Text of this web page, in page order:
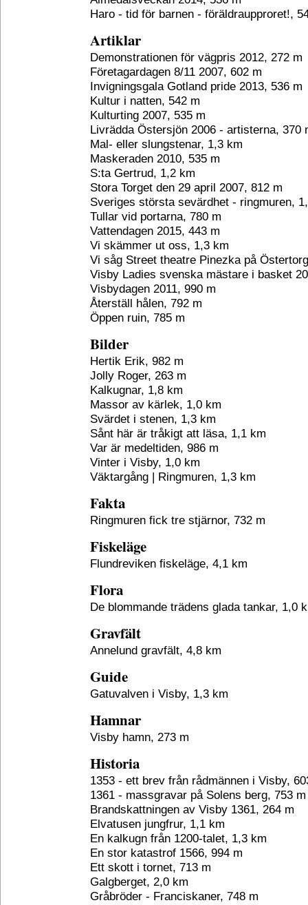
Haro - tid för barnen - föräldraupproret!,
Artiklar
Demonstrationen för vägpris 2012, 272 m
Företagardagen 8/11 2007, 602 m
Invigningsgala Gotland pride 2013, 536 m
Kultur i natten, 542 m
Kulturting 2007, 535 m
Livrädda Östersjön 2006 - artisterna, 370
Mal- eller slungstenar, 1,3 km
Maskeraden 2010, 535 m
S:ta Gertrud, 1,2 km
Stora Torget den 29 april 2007, 812 m
Sveriges största sevärdhet - ringmuren,
Tullar vid portarna, 780 m
Vattendagen 2015, 443 m
Vi skämmer ut oss, 1,3 km
Vi såg Street theatre Pinezka på
Visby Ladies svenska mästare i basket
Visbydagen 2011, 990 m
Återställ hålen, 792 m
Öppen ruin, 785 m
Bilder
Hertik Erik, 982 m
Jolly Roger, 263 m
Kalkugnar, 1,8 km
Massor av kärlek, 1,0 km
Svärdet i stenen, 1,3 km
Sånt här är tråkigt att läsa, 1,1 km
Var är medeltiden, 986 m
Vinter i Visby, 1,0 km
Väktargång | Ringmuren, 1,3 km
Fakta
Ringmuren fick tre stjärnor, 732 m
Fiskeläge
Flundreviken fiskeläge, 4,1 km
Flora
De blommande trädens glada tankar, 1,0
Gravfält
Annelund gravfält, 4,8 km
Guide
Gatuvalven i Visby, 1,3 km
Hamnar
Visby hamn, 273 m
Historia
1353 - ett brev från rådmännen i Visby,
1361 - massgravar på Solens berg, 753 m
Brandskattningen av Visby 1361, 264 m
Elvatusen jungfrur, 1,1 km
En kalkugn från 1200-talet, 1,3 km
En stor katastrof 1566, 994 m
Ett skott i tornet, 713 m
Galgberget, 2,0 km
Gråbröder - Franciskaner, 748 m